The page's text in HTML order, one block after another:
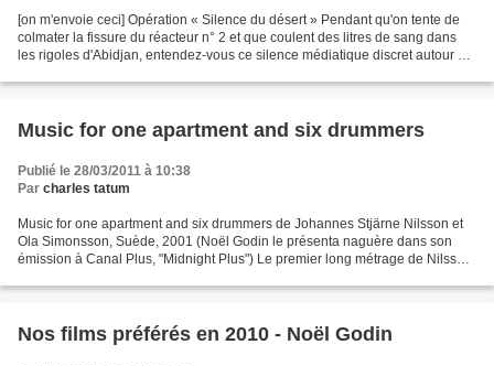
[on m'envoie ceci] Opération « Silence du désert » Pendant qu'on tente de
colmater la fissure du réacteur n° 2 et que coulent des litres de sang dans
les rigoles d'Abidjan, entendez-vous ce silence médiatique discret autour de
Music for one apartment and six drummers
Publié le 28/03/2011 à 10:38
Par charles tatum
Music for one apartment and six drummers de Johannes Stjärne Nilsson et
Ola Simonsson, Suède, 2001 (Noël Godin le présenta naguère dans son
émission à Canal Plus, "Midnight Plus") Le premier long métrage de Nilsson
Nos films préférés en 2010 - Noël Godin